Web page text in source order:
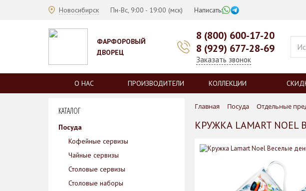
Новосибирск Пн-Вс, 9:00 - 19:00 (мск) Написать:
ФАРФОРОВЫЙ
ДВОРЕЦ
8 (800) 600-17-20
8 (929) 677-28-69
Заказать звонок
О НАС ПРОИЗВОДИТЕЛИ КОЛЛЕКЦИИ
Главная Посуда Отдельные
КРУЖКА LAMART
КАТАЛОГ
Посуда
Кофейные сервизы
Чайные сервизы
Столовые сервизы
Столовые наборы